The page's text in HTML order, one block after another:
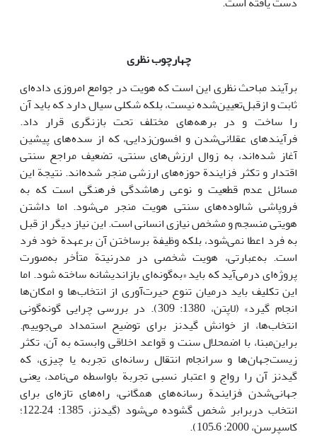
چهارچوب نظری
برآیند مباحث نظری این است که هویت در جوامع امروزی داده‌ای
ثابت و ازقبل‌تعیین‌شده نیست، بلکه شکلی سیال دارد که باید آن
را ساخت و در برهه‌های مختلف تحت بازنگری قرار داد.
فرآیند‌های عقلانی‌شدن و افسون‌زدایی، که از سده‌های پیشین
آغاز شده‌اند، به زوال ارزش‌های سنتی، تضعیف مراجع سنتی
اقتدار و تکثر فزایندة حوزه‌های ارزشی منجر شده‌اند. نتیجة این
مسائل عدم قطعیت و نوعی رهاشدگی فرهنگی است که به
فروپاشی شالوده‌های سنتی هویت منجر می‌شود. اما داشتن
هویتی منسجم و مشخص نیازی انسانی است. این نیاز دیگر از قبل
به فرد اعطا نمی‌شود، بلکه وظیفة برساختن آن برعهدة خود فرد
است. به‌عبارتی، هویت شخصی در مدرنیتة متأخر به‌صورت
پروژه‌ای درمی‌آید که باید «به‌گونه‌ای بازاندیشانه ساخته شود. اما
این تکلیف باید درمیان تنوع حیرت‌آوری از انتخاب‌ها و امکان‌ها
انجام گیرد» (لاپتن، 1380: 309). در بررسی چرایی گونه‌گونی
انتخاب‌ها، از خوانش گیدنز برای توضیح استمداد می‌جوییم.
براین‌مبنا، با اضمحلال سنت و قواعد اخلاقی وابسته به آن، تکثر
زیست‌جهان‌ها و سرانجام انتقال رسانه‌ای تجربه یا چیزی، که
گیدنز آن را رواج و اعتبار نسبی تجربة باواسطه می‌نامد، یعنی
جهانی‌شدن فزایندة رسانه‌های همگانی، راه‌های تازه‌ای برای
انتخاب دربرابر شخص گشوده می‌شود (گیدنز، 1385: 24–122؛
کاسپرسن، 2000: 6–105).